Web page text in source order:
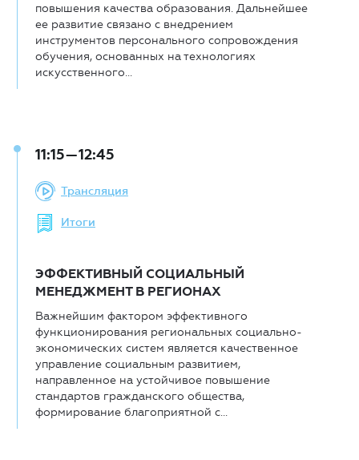
повышения качества образования. Дальнейшее
ее развитие связано с внедрением
инструментов персонального сопровождения
обучения, основанных на технологиях
искусственного...
11:15—12:45
Трансляция
Итоги
ЭФФЕКТИВНЫЙ СОЦИАЛЬНЫЙ
МЕНЕДЖМЕНТ В РЕГИОНАХ
Важнейшим фактором эффективного
функционирования региональных социально-
экономических систем является качественное
управление социальным развитием,
направленное на устойчивое повышение
стандартов гражданского общества,
формирование благоприятной с...